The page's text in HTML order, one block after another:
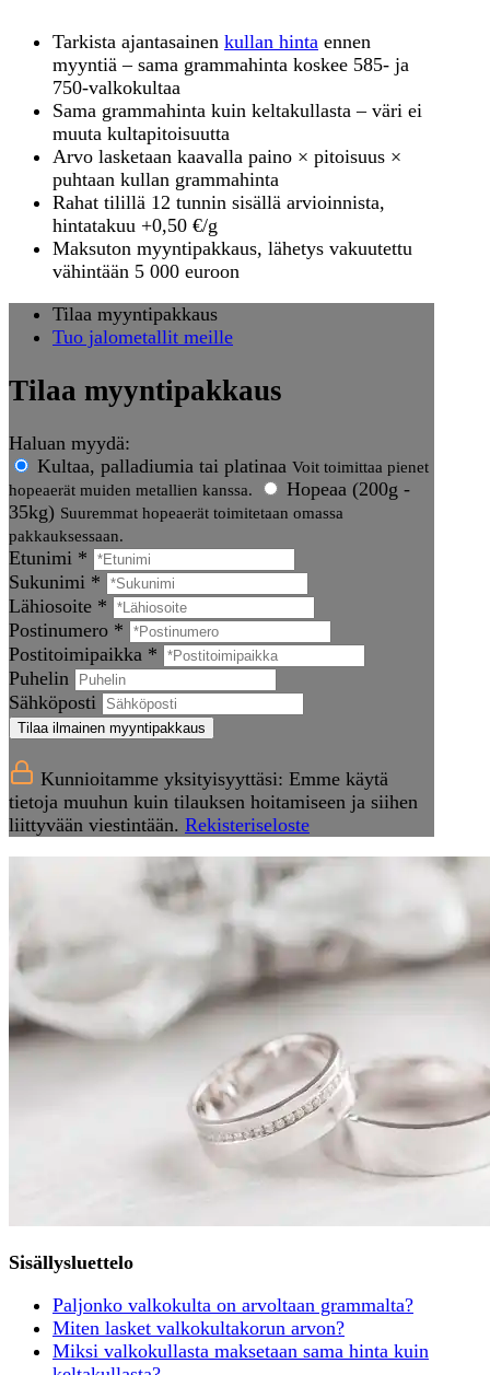
Tarkista ajantasainen kullan hinta ennen
myyntiä – sama grammahinta koskee 585- ja
750-valkokultaa
Sama grammahinta kuin keltakullasta – väri ei
muuta kultapitoisuutta
Arvo lasketaan kaavalla paino × pitoisuus ×
puhtaan kullan grammahinta
Rahat tilillä 12 tunnin sisällä arvioinnista,
hintatakuu +0,50 €/g
Maksuton myyntipakkaus, lähetys vakuutettu
vähintään 5 000 euroon
Tilaa myyntipakkaus
Tuo jalometallit meille
Tilaa myyntipakkaus
Haluan myydä:
Kultaa, palladiumia tai platinaa Voit toimittaa pienet
hopeaerät muiden metallien kanssa.
Hopeaa (200g -
35kg) Suuremmat hopeaerät toimitetaan omassa
pakkauksessaan.
Etunimi *
Sukunimi *
Lähiosoite *
Postinumero *
Postitoimipaikka *
Puhelin
Sähköposti
Tilaa ilmainen myyntipakkaus
Kunnioitamme yksityisyyttäsi: Emme käytä
tietoja muuhun kuin tilauksen hoitamiseen ja siihen
liittyvään viestintään. Rekisteriseloste
Sisällysluettelo
Paljonko valkokulta on arvoltaan grammalta?
Miten lasket valkokultakorun arvon?
Miksi valkokullasta maksetaan sama hinta kuin